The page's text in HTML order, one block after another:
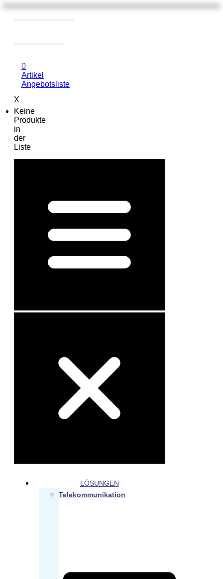
0
Artikel
Angebotsliste
X
Keine
Produkte
in
der
Liste
LÖSUNGEN
Telekommunikation